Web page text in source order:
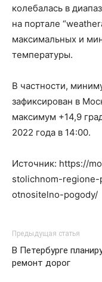
колебалась в
на портале
максимальных и
температуры.
В частности,
зафиксирован в
максимум +14,9
2022 года в 14:00.
Источник: https://
stolichnom-
otnositelno-pogody/
Предыдущая статья
В Петербурге
ремонт дорог